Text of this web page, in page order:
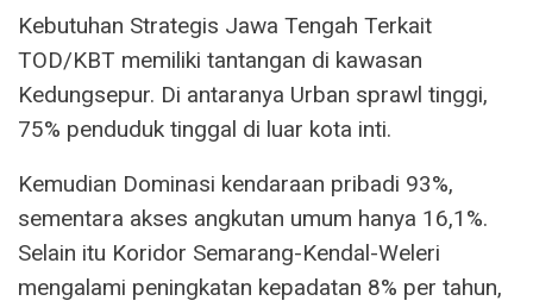
Kebutuhan Strategis Jawa Tengah Terkait
TOD/KBT memiliki tantangan di kawasan
Kedungsepur. Di antaranya Urban sprawl tinggi,
75% penduduk tinggal di luar kota inti.
Kemudian Dominasi kendaraan pribadi 93%,
sementara akses angkutan umum hanya 16,1%.
Selain itu Koridor Semarang-Kendal-Weleri
mengalami peningkatan kepadatan 8% per tahun,